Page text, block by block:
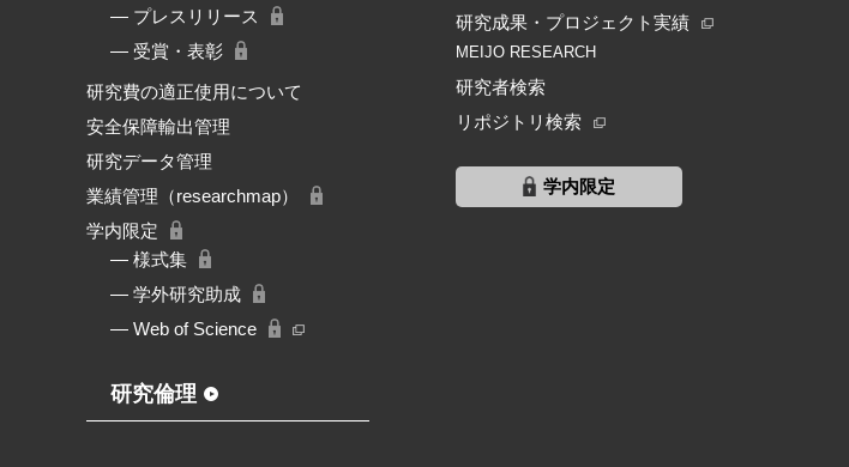
― プレスリリース
― 受賞・表彰
研究費の適正使用について
安全保障輸出管理
研究データ管理
業績管理（researchmap）
学内限定
― 様式集
― 学外研究助成
― Web of Science
研究倫理
研究成果・プロジェクト実績
MEIJO RESEARCH
研究者検索
リポジトリ検索
学内限定